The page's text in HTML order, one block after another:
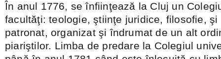
În anul 1776, se înfiinţează la Cluj un
facultăţi: teologie, ştiinţe juridice, filosofie,
patronat, organizat şi îndrumat de un alt
piariştilor. Limba de predare la Colegiul